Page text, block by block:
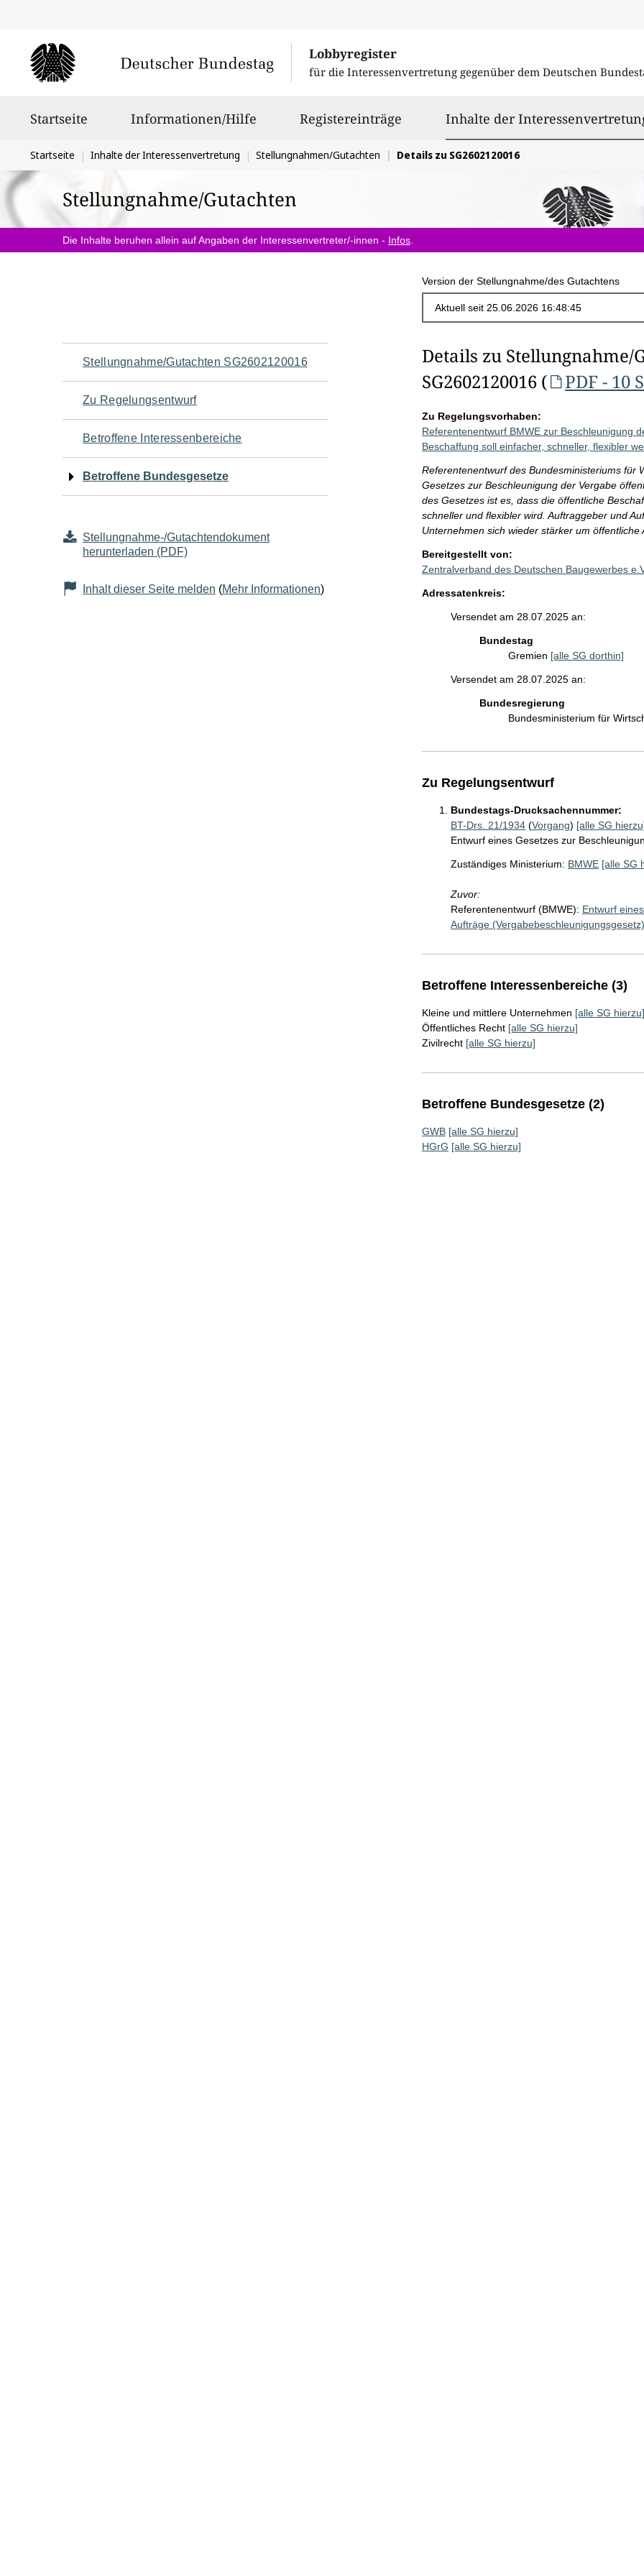
Lobbyregister
für die Interessenvertretung gegenüber dem Deutschen
Startseite Informationen/Hilfe Registereinträge Inhalte der
Sie
befinden
sich
hier:
Startseite Inhalte der Interessenvertretung Stellungnahmen/Gutachten Details zu SG2602120016
Stellungnahme/Gutachten
Die Inhalte beruhen allein auf Angaben der Interessenvertreter/-innen - Infos
Version der Stellungnahme/des Gutachtens
Navigation
für
den
Seiteninhalt
Stellungnahme/Gutachten SG2602120016
Zu Regelungsentwurf
Betroffene Interessenbereiche
Betroffene Bundesgesetze
Stellungnahme-/Gutachtendokument
herunterladen (PDF)
Inhalt dieser Seite melden (Mehr Informationen)
Details zu Stellungnahme/
SG2602120016 (
PDF - 10
Zu Regelungsvorhaben:
Referentenentwurf BMWE zur Beschleunigung
Beschaffung soll einfacher, schneller, flexibler
Referentenentwurf des Bundesministeriums für
Gesetzes zur Beschleunigung der Vergabe
des Gesetzes ist es, dass die öffentliche
schneller und flexibler wird. Auftraggeber und
Unternehmen sich wieder stärker um öffentliche
Bereitgestellt von:
Zentralverband des Deutschen Baugewerbes
Adressatenkreis:
Versendet am 28.07.2025 an:
Bundestag
Gremien [alle SG dorthin]
Versendet am 28.07.2025 an:
Bundesregierung
Bundesministerium für
Zu Regelungsentwurf
Bundestags-Drucksachennummer:
BT-Drs. 21/1934(Vorgang) [alle SG
Entwurf eines Gesetzes zur
Zuständiges Ministerium: BMWE [alle SG
Zuvor:
Referentenentwurf (BMWE): Entwurf
Aufträge (Vergabebeschleunigungsgesetz)
Betroffene Interessenbereiche (3)
Kleine und mittlere Unternehmen [alle SG hierzu]
Öffentliches Recht [alle SG hierzu]
Zivilrecht [alle SG hierzu]
Betroffene Bundesgesetze (2)
GWB [alle SG hierzu]
HGrG [alle SG hierzu]